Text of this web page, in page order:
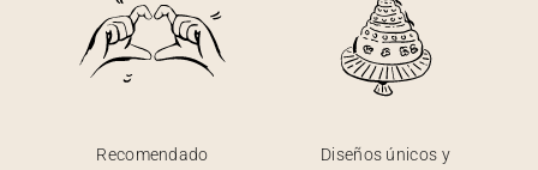
Recomendado
Diseños únicos y